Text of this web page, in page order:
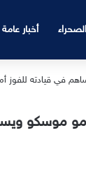
أخبار عامة
موسكو